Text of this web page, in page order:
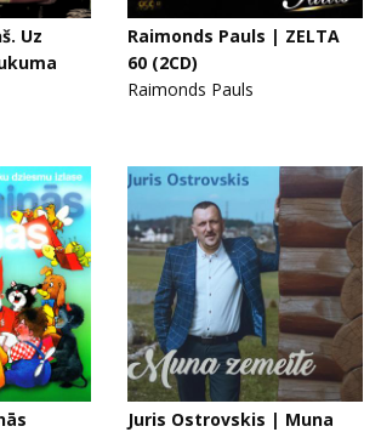
Uz
Raimonds Pauls | ZELTA
60 (2CD)
Raimonds Pauls
Juris Ostrovskis | Muna